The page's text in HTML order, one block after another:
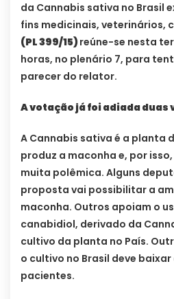
da Cannabis sativa no Brasil
fins medicinais, veterinários,
(PL 399/15) reúne-se nesta
horas, no plenário 7, para
parecer do relator.
A votação já foi adiada duas
A Cannabis sativa é a planta
produz a maconha e, por
muita polêmica. Alguns
proposta vai possibilitar a
maconha. Outros apoiam o
canabidiol, derivado da
cultivo da planta no País.
o cultivo no Brasil deve
pacientes.